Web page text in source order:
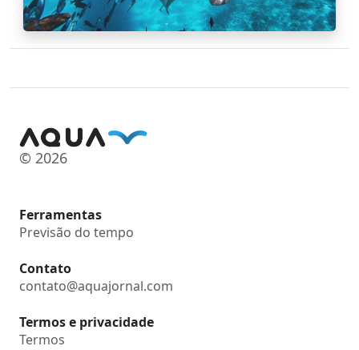
© 2026
Ferramentas
Previsão do tempo
Contato
contato@aquajornal.com
Termos e privacidade
Termos